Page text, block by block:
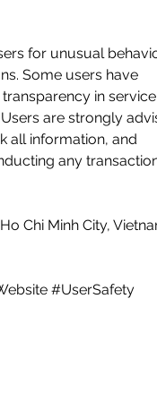
for unusual
Some users have
in service
are strongly
all information, and
any
Chi Minh City,
#UserSafety